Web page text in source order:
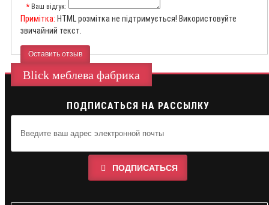
Ваш відгук:
Примітка: HTML розмітка не підтримується! Використовуйте
звичайний текст.
Оставить отзыв
Blick меблева фабрика
ПОДПИСАТЬСЯ НА РАССЫЛКУ
ПОДПИСАТЬСЯ